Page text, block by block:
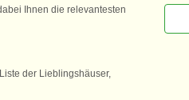
auf mehr 135.870 Kundenbewertungen
Ihnen die relevantesten
der Lieblingshäuser,